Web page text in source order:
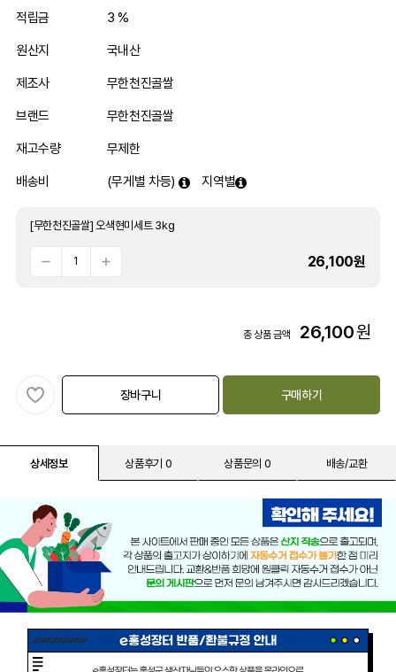
적립금 3 %
원산지 국내산
제조사 무한천진골쌀
브랜드 무한천진골쌀
재고수량 무제한
배송비 (무게별 차등) 지역별
[무한천진골쌀] 오색현미세트 3kg
26,100원
총 상품 금액 26,100원
장바구니 구매하기
상세정보 상품후기 0 상품문의 0 배송/교환